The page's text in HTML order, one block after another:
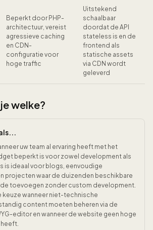
Beperkt door PHP-
architectuur, vereist
agressieve caching
en CDN-
configuratie voor
hoge traffic
Uitstekend
schaalbaar
doordat de API
stateless is en de
frontend als
statische assets
via CDN wordt
geleverd
welke?
uw team al ervaring heeft met het
beperkt is voor zowel development als
is ideaal voor blogs, eenvoudige
projecten waar de duizenden beschikbare
toevoegen zonder custom development.
keuze wanneer niet-technische
content moeten beheren via de
editor en wanneer de website geen hoge